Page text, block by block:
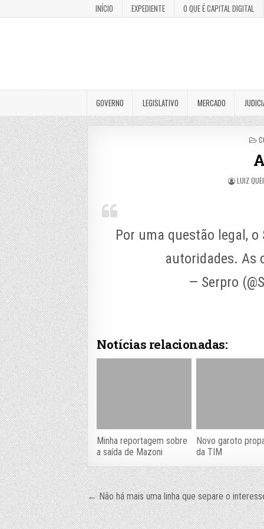
INÍCIO EXPEDIENTE O QUE É CAPITAL DIGITAL
GOVERNO LEGISLATIVO MERCADO
LUIZ
Por uma questão legal,
autoridades. As
— Serpro
Notícias relacionadas:
Minha reportagem sobre
a saída de Mazoni
Novo garoto
da TIM
Navegação
de
← Não há mais uma linha que separe o